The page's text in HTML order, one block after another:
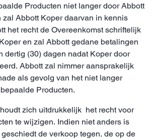
Producten niet langer door Abbott
zal Abbott Koper daarvan in kennis
het recht de Overeenkomst schriftelijk
en zal Abbott gedane betalingen
dertig (30) dagen nadat Koper door
Abbott zal nimmer aansprakelijk
als gevolg van het niet langer
Producten.
zich uitdrukkelijk het recht voor
te wijzigen. Indien niet anders is
de verkoop tegen. de op de